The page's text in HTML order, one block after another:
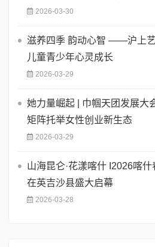
2026-03-30
滋养四季 韵动心智 ——沪上
儿童青少年心灵成长
2026-03-29
她力量崛起 | 巾帼天团发展大
矩阵托举女性创业新生态
2026-03-29
山海昆仑·花漾喀什 I2026喀
在英吉沙县盛大启幕
2026-03-28